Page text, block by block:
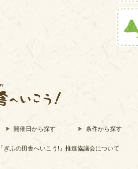
開催日から探す 条件から探す
「ぎふの田舎へいこう!」推進協議会について